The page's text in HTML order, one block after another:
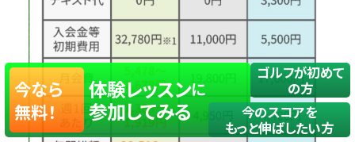
今なら
無料！
体験レッスンに
参加してみる
ゴルフが初めて
の方
今のスコアを
もっと伸ばしたい方